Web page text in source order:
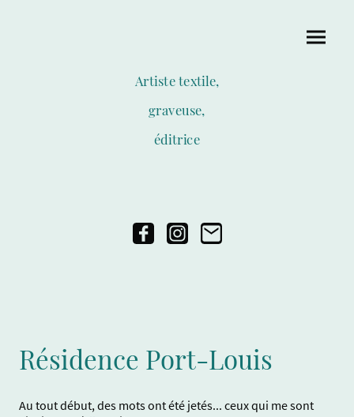
Artiste textile,
graveuse,
éditrice
Résidence Port-Louis
Au tout début, des mots ont été jetés... ceux qui me sont